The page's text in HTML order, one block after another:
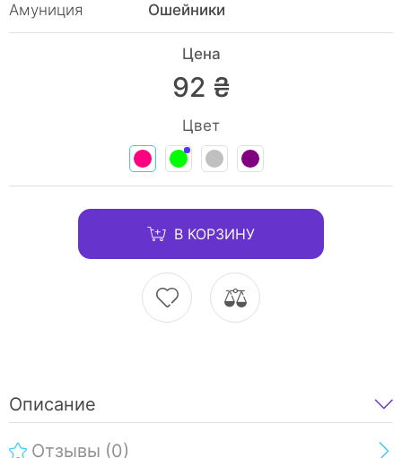
Амуниция
Ошейники
Цена
92 ₴
Цвет
В КОРЗИНУ
Описание
Отзывы (0)